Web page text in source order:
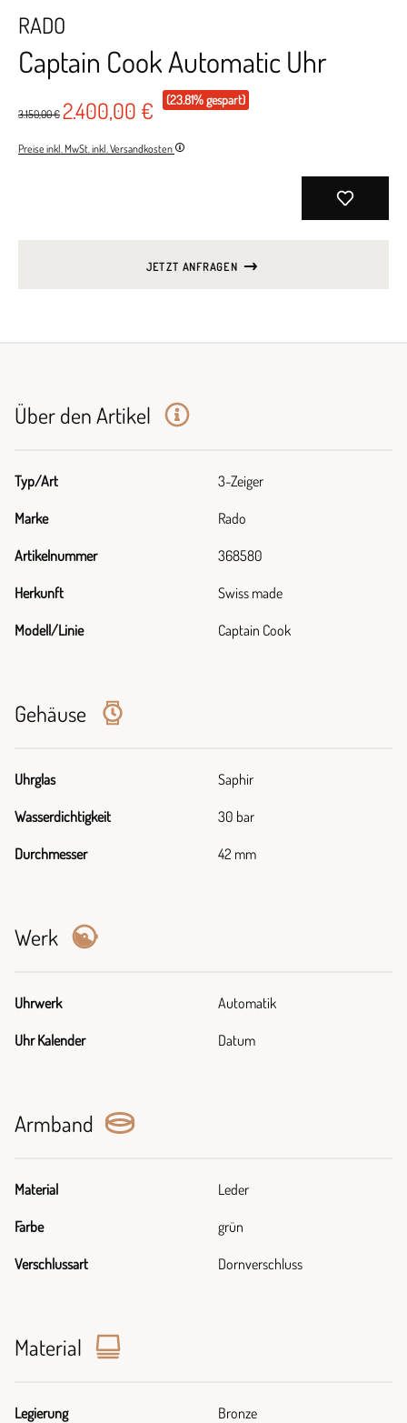
RADO
Captain Cook Automatic Uhr
3.150,00 € 2.400,00 € (23.81% gespart)
Preise inkl. MwSt. inkl. Versandkosten
JETZT ANFRAGEN
Über den Artikel
Typ/Art 3-Zeiger
Marke Rado
Artikelnummer 368580
Herkunft Swiss made
Modell/Linie Captain Cook
Gehäuse
Uhrglas Saphir
Wasserdichtigkeit 30 bar
Durchmesser 42 mm
Werk
Uhrwerk Automatik
Uhr Kalender Datum
Armband
Material Leder
Farbe grün
Verschlussart Dornverschluss
Material
Legierung Bronze